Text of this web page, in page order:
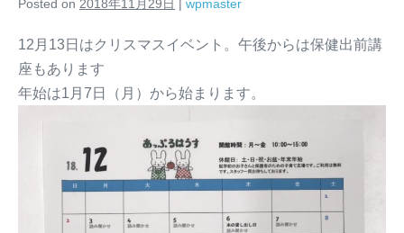
Posted on 2018年11月29日 | wpmaster
12月13日はクリスマスイベント。午後からは保健出前講
座もあります
年始は1月7日（月）から始まります。